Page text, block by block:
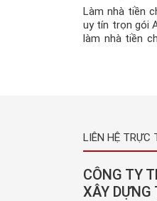
Làm nhà tiền
uy tín trọn gói
làm nhà tiền
LIÊN HỆ TRỰC
CÔNG TY
XÂY DỰNG